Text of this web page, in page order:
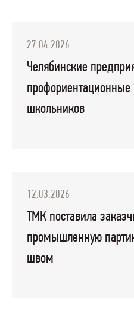
27.04.2026
Челябинские
школьников
12.03.2026
ТМК поставила
промышленную
швом